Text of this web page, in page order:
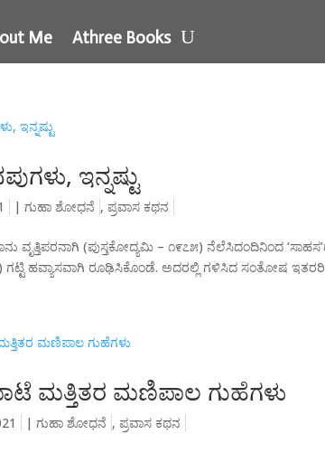
Me Athree Books
ಇನ್ನಷ್ಟು
|ಗುಹಾ ಶೋಧನೆ ,ಪ್ರವಾಸ ಕಥನ
ವೃತ್ತಿಪರನಾಗಿ (ಪುಸ್ತಕೋದ್ಯಮಿ – ೧೯೭೫) ನೆಲೆಸಿದಂದಿನಿಂದ
ಗಟ್ಟಿ ಹವ್ಯಾಸವಾಗಿ ರೂಢಿಸಿಕೊಂಡೆ. ಅದರಲ್ಲಿ ಗಳಿಸಿದ ಸಂತೋಷ
ಮತ್ತಿತರ ಮಣಿಪಾಲ ಗುಹೆಗಳು
|ಗುಹಾ ಶೋಧನೆ ,ಪ್ರವಾಸ ಕಥನ